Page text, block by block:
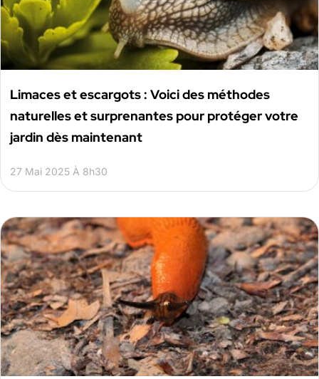
Limaces et escargots : Voici des méthodes
naturelles et surprenantes pour protéger votre
jardin dès maintenant
27 Mai 2025 À 8h30